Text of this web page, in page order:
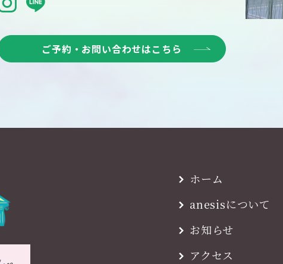
ご予約・お問い合わせはこちら
ホーム
anesisについて
お知らせ
アクセス